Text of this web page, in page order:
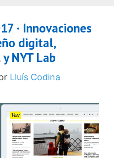
· Innovaciones
digital,
NYT Lab
Lluís Codina